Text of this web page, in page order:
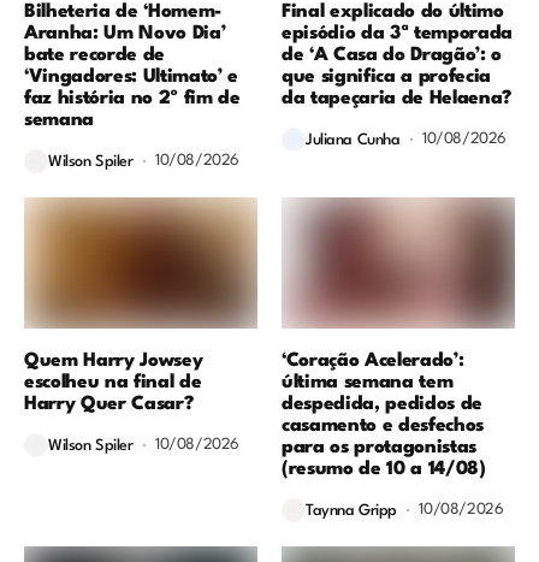
Bilheteria de ‘Homem-
Aranha: Um Novo Dia’
bate recorde de
‘Vingadores: Ultimato’ e
faz história no 2º fim de
semana
Wilson Spiler 10/08/2026
Final explicado do último
episódio da 3ª temporada
de ‘A Casa do Dragão’: o
que significa a profecia
da tapeçaria de Helaena?
Juliana Cunha 10/08/2026
Quem Harry Jowsey
escolheu na final de
Harry Quer Casar?
Wilson Spiler 10/08/2026
‘Coração Acelerado’:
última semana tem
despedida, pedidos de
casamento e desfechos
para os protagonistas
(resumo de 10 a 14/08)
Taynna Gripp 10/08/2026